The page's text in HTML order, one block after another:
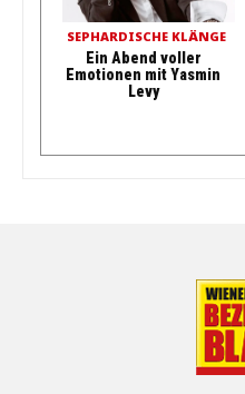
SEPHARDISCHE KLÄNGE
Ein Abend voller
Emotionen mit Yasmin
Levy